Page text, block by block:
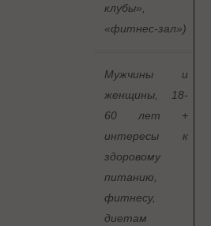
клубы»,
«фитнес-зал»)
Мужчины и
женщины, 18-
60 лет +
интересы к
здоровому
питанию,
фитнесу,
диетам